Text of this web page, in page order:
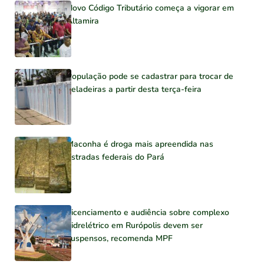
Novo Código Tributário começa a vigorar em
Altamira
População pode se cadastrar para trocar de
geladeiras a partir desta terça-feira
Maconha é droga mais apreendida nas
estradas federais do Pará
Licenciamento e audiência sobre complexo
hidrelétrico em Rurópolis devem ser
suspensos, recomenda MPF